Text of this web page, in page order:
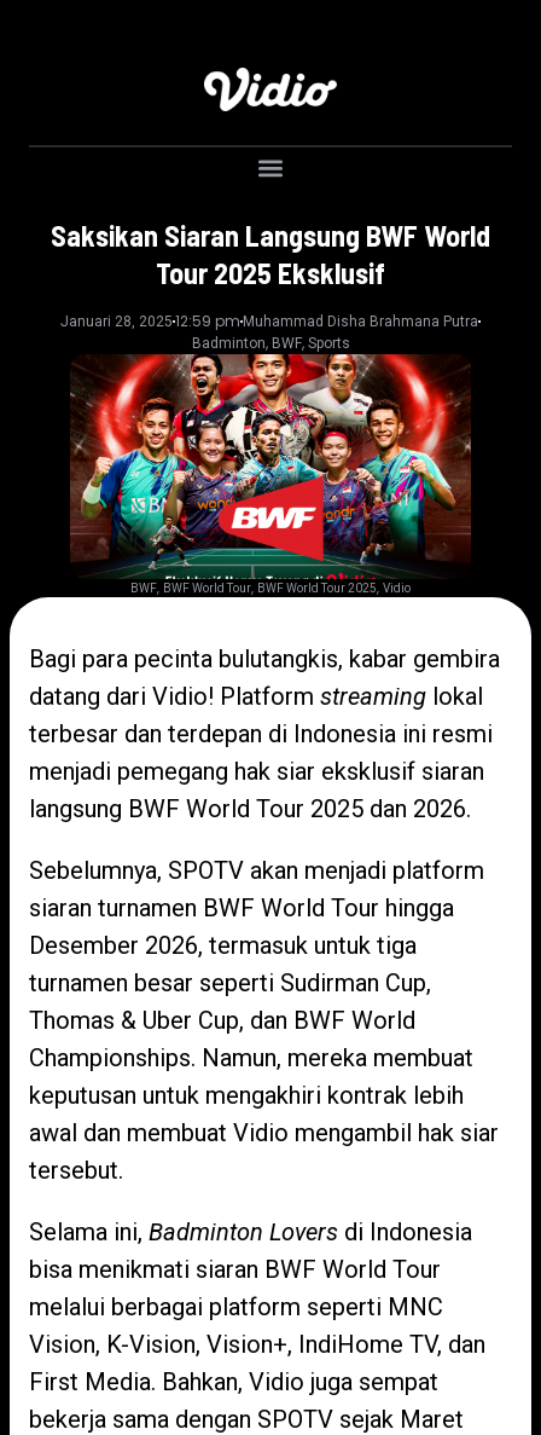
Saksikan Siaran Langsung BWF World
Tour 2025 Eksklusif
Januari 28, 2025 12:59 pm Muhammad Disha Brahmana Putra
Badminton, BWF, Sports
BWF, BWF World Tour, BWF World Tour 2025, Vidio
Bagi para pecinta bulutangkis, kabar gembira
datang dari Vidio! Platform streaming lokal
terbesar dan terdepan di Indonesia ini resmi
menjadi pemegang hak siar eksklusif siaran
langsung BWF World Tour 2025 dan 2026.
Sebelumnya, SPOTV akan menjadi platform
siaran turnamen BWF World Tour hingga
Desember 2026, termasuk untuk tiga
turnamen besar seperti Sudirman Cup,
Thomas & Uber Cup, dan BWF World
Championships. Namun, mereka membuat
keputusan untuk mengakhiri kontrak lebih
awal dan membuat Vidio mengambil hak siar
tersebut.
Selama ini, Badminton Lovers di Indonesia
bisa menikmati siaran BWF World Tour
melalui berbagai platform seperti MNC
Vision, K-Vision, Vision+, IndiHome TV, dan
First Media. Bahkan, Vidio juga sempat
bekerja sama dengan SPOTV sejak Maret